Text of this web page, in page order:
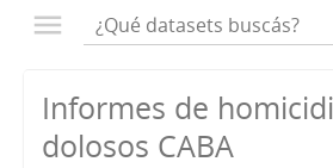
Informes de
dolosos CABA